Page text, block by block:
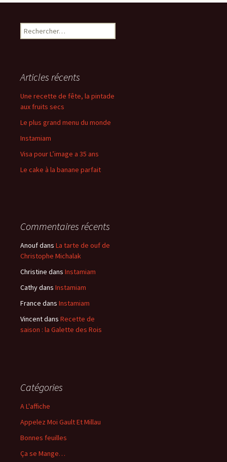
Rechercher :
Articles récents
Une recette de fête, la pintade
aux fruits secs
Le plus grand menu du monde
Instamiam
Visa pour L’image a 35 ans
Le cake à la banane parfait
Commentaires récents
Anoufdans La tarte de ouf de
Christophe Michalak
Christine dans Instamiam
Cathydans Instamiam
France dans Instamiam
Vincentdans Recette de
saison : la Galette des Rois
Catégories
A L'affiche
Appelez Moi Gault Et Millau
Bonnes feuilles
Ça se Mange…